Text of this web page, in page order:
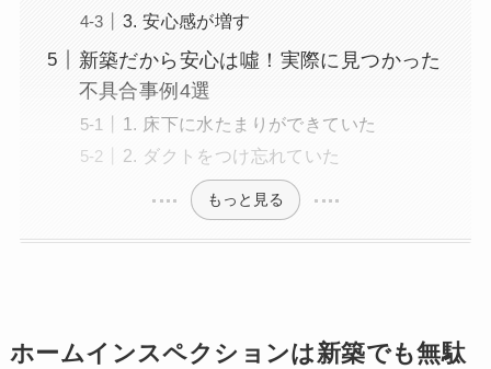
3. 安心感が増す
新築だから安心は噓！実際に見つかった
不具合事例4選
1. 床下に水たまりができていた
2. ダクトをつけ忘れていた
もっと見る
ホームインスペクションは新築でも無駄